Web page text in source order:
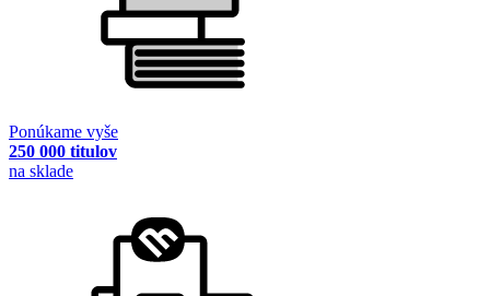
Ponúkame vyše
250 000 titulov
na sklade